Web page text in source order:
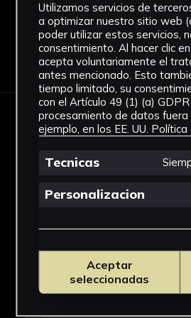
Descargar
Utilizamos servicios de
a optimizar nuestro sitio web
poder utilizar estos servicios,
consentimiento. Al hacer clic
acepta voluntariamente el
antes mencionado. Esto
tiempo limitado, su
con el Artículo 49 (1) (a)
procesamiento de datos fuera
ejemplo, en los EE. UU. Política
Tecnicas
Personalizacion
Aceptar
seleccionadas